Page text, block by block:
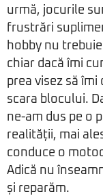
urmă, jocurile
frustrări
hobby nu
chiar dacă îmi
prea visez să
scara blocului.
ne-am dus pe o
realității, mai
conduce o
Adică nu
și reparăm.